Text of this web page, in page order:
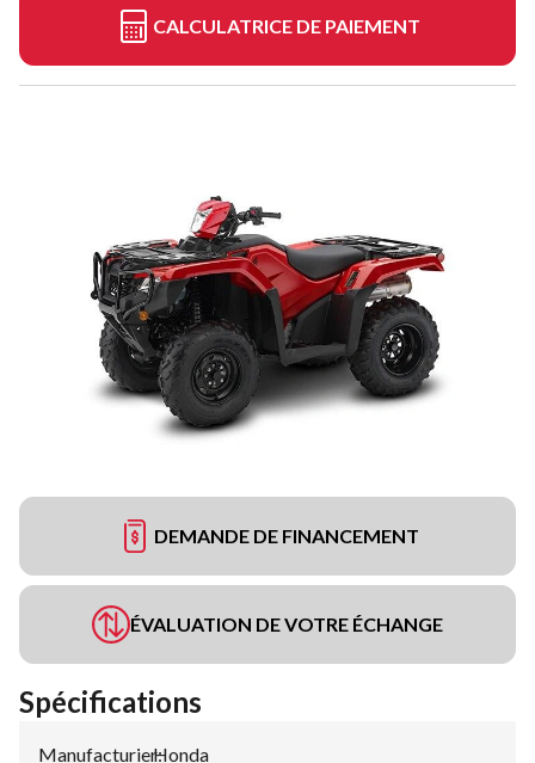
CALCULATRICE DE PAIEMENT
DEMANDE DE FINANCEMENT
ÉVALUATION DE VOTRE ÉCHANGE
Spécifications
Manufacturier:
Honda